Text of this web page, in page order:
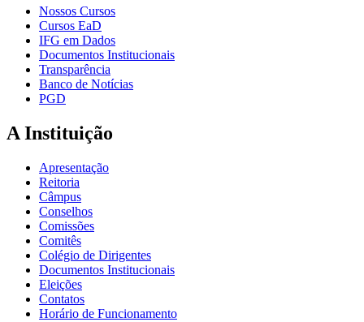
Nossos Cursos
Cursos EaD
IFG em Dados
Documentos Institucionais
Transparência
Banco de Notícias
PGD
A Instituição
Apresentação
Reitoria
Câmpus
Conselhos
Comissões
Comitês
Colégio de Dirigentes
Documentos Institucionais
Eleições
Contatos
Horário de Funcionamento